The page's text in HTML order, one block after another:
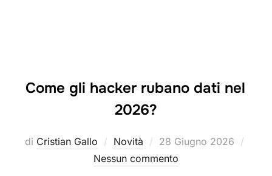
Come gli hacker rubano dati nel
2026?
di Cristian Gallo Novità
Pubblicato
il
28 Giugno 2026
Nessun commento